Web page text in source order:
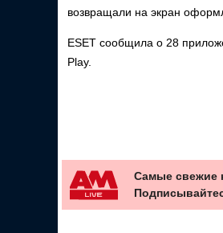
возвращали на экран
ESET сообщила о 28
Play.
Самые свежие